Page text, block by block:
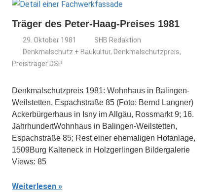
Träger des Peter-Haag-Preises 1981
29. Oktober 1981
SHB Redaktion
Denkmalschutz + Baukultur, Denkmalschutzpreis,
Preisträger DSP
Denkmalschutzpreis 1981: Wohnhaus in Balingen-
Weilstetten, Espachstraße 85 (Foto: Bernd Langner)
Ackerbürgerhaus in Isny im Allgäu, Rossmarkt 9; 16.
JahrhundertWohnhaus in Balingen-Weilstetten,
Espachstraße 85; Rest einer ehemaligen Hofanlage,
1509Burg Kalteneck in Holzgerlingen Bildergalerie
Views: 85
Weiterlesen